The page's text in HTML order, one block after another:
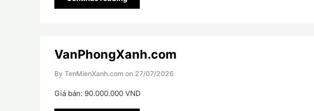
VanPhongXanh.com
By TenMienXanh.com on 27/07/2026
Giá bán: 90.000.000 VND